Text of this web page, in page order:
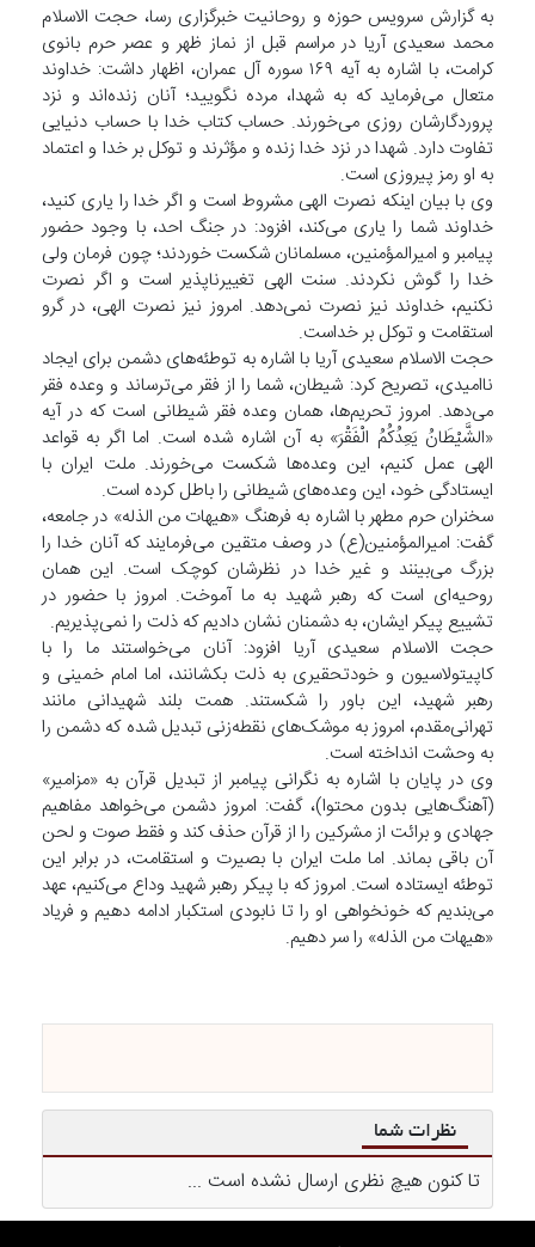
به گزارش سرویس حوزه و روحانیت خبرگزاری رسا، حجت الاسلام
محمد سعیدی آریا در مراسم قبل از نماز ظهر و عصر حرم بانوی
کرامت، با اشاره به آیه ۱۶۹ سوره آل عمران، اظهار داشت: خداوند
متعال می‌فرماید که به شهدا، مرده نگویید؛ آنان زنده‌اند و نزد
پروردگارشان روزی می‌خورند. حساب کتاب خدا با حساب دنیایی
تفاوت دارد. شهدا در نزد خدا زنده و مؤثرند و توکل بر خدا و اعتماد
به او رمز پیروزی است.
وی با بیان اینکه نصرت الهی مشروط است و اگر خدا را یاری کنید،
خداوند شما را یاری می‌کند، افزود: در جنگ احد، با وجود حضور
پیامبر و امیرالمؤمنین، مسلمانان شکست خوردند؛ چون فرمان ولی
خدا را گوش نکردند. سنت الهی تغییرناپذیر است و اگر نصرت
نکنیم، خداوند نیز نصرت نمی‌دهد. امروز نیز نصرت الهی، در گرو
استقامت و توکل بر خداست.
حجت الاسلام سعیدی آریا با اشاره به توطئه‌های دشمن برای ایجاد
ناامیدی، تصریح کرد: شیطان، شما را از فقر می‌ترساند و وعده فقر
می‌دهد. امروز تحریم‌ها، همان وعده فقر شیطانی است که در آیه
«الشَّیْطَانُ یَعِدُکُمُ الْفَقْرَ» به آن اشاره شده است. اما اگر به قواعد
الهی عمل کنیم، این وعده‌ها شکست می‌خورند. ملت ایران با
ایستادگی خود، این وعده‌های شیطانی را باطل کرده است.
سخنران حرم مطهر با اشاره به فرهنگ «هیهات من الذله» در جامعه،
گفت: امیرالمؤمنین(ع) در وصف متقین می‌فرمایند که آنان خدا را
بزرگ می‌بینند و غیر خدا در نظرشان کوچک است. این همان
روحیه‌ای است که رهبر شهید به ما آموخت. امروز با حضور در
تشییع پیکر ایشان، به دشمنان نشان دادیم که ذلت را نمی‌پذیریم.
حجت الاسلام سعیدی آریا افزود: آنان می‌خواستند ما را با
کاپیتولاسیون و خودتحقیری به ذلت بکشانند، اما امام خمینی و
رهبر شهید، این باور را شکستند. همت بلند شهیدانی مانند
تهرانی‌مقدم، امروز به موشک‌های نقطه‌زنی تبدیل شده که دشمن را
به وحشت انداخته است.
وی در پایان با اشاره به نگرانی پیامبر از تبدیل قرآن به «مزامیر»
(آهنگ‌هایی بدون محتوا)، گفت: امروز دشمن می‌خواهد مفاهیم
جهادی و برائت از مشرکین را از قرآن حذف کند و فقط صوت و لحن
آن باقی بماند. اما ملت ایران با بصیرت و استقامت، در برابر این
توطئه ایستاده است. امروز که با پیکر رهبر شهید وداع می‌کنیم، عهد
می‌بندیم که خونخواهی او را تا نابودی استکبار ادامه دهیم و فریاد
«هیهات من الذله» را سر دهیم.
نظرات شما
تا کنون هیچ نظری ارسال نشده است ...